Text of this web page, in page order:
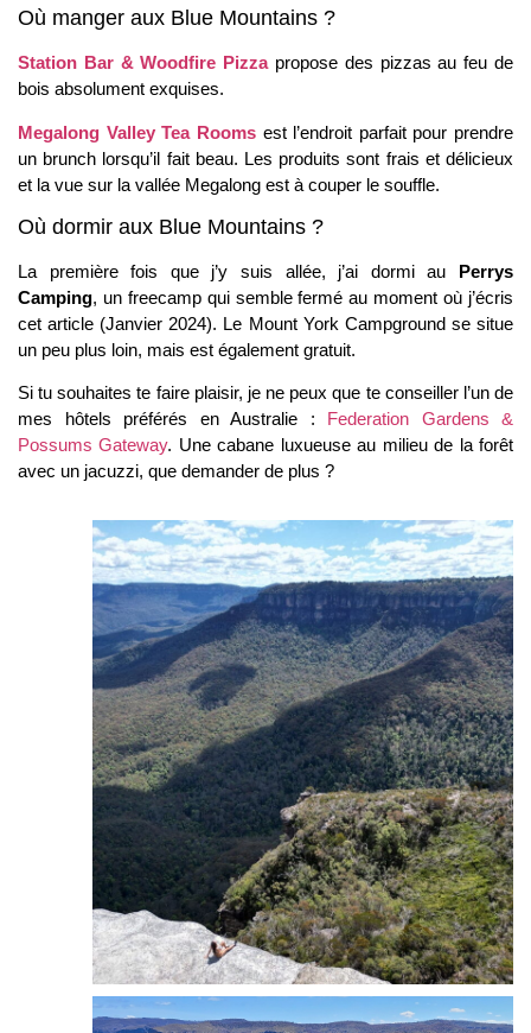
Où manger aux Blue Mountains ?
Station Bar & Woodfire Pizza propose des pizzas au feu de
bois absolument exquises.
Megalong Valley Tea Roomsest l’endroit parfait pour prendre
un brunch lorsqu’il fait beau. Les produits sont frais et délicieux
et la vue sur la vallée Megalong est à couper le souffle.
Où dormir aux Blue Mountains ?
La première fois que j’y suis allée, j’ai dormi au Perrys
Camping, un freecamp qui semble fermé au moment où j’écris
cet article (Janvier 2024). Le Mount York Campground se situe
un peu plus loin, mais est également gratuit.
Si tu souhaites te faire plaisir, je ne peux que te conseiller l’un de
mes hôtels préférés en Australie : Federation Gardens &
Possums Gateway. Une cabane luxueuse au milieu de la forêt
avec un jacuzzi, que demander de plus ?